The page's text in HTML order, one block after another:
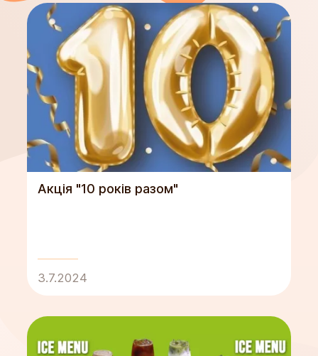
Акція "10 років разом"
3.7.2024